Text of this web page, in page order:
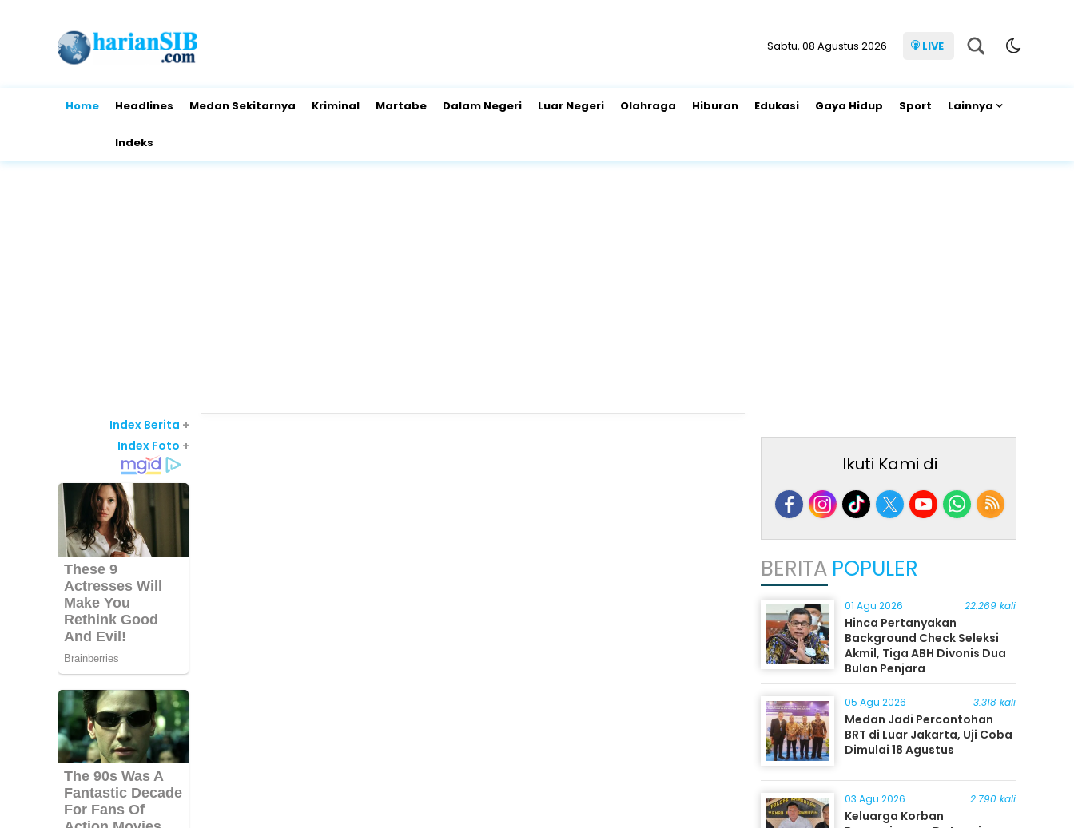
Sabtu, 08 Agustus 2026 LIVE
Home Headlines Medan Sekitarnya Kriminal Martabe Dalam Negeri Luar Negeri Olahraga Hiburan Edukasi Gaya Hidup Sport Lainnya
Indeks
Index Berita +
Index Foto +
Ikuti Kami di
BERITA POPULER
01 Agu 2026 22.269 kali
Hinca Pertanyakan
Background Check Seleksi
Akmil, Tiga ABH Divonis Dua
Bulan Penjara
05 Agu 2026 3.318 kali
Medan Jadi Percontohan
BRT di Luar Jakarta, Uji Coba
Dimulai 18 Agustus
03 Agu 2026 2.790 kali
Keluarga Korban